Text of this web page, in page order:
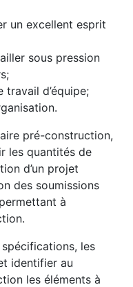
un excellent esprit
sous pression
d’équipe;
pré-construction,
les quantités de
d’un projet
des soumissions
à
les
identifier au
les éléments à